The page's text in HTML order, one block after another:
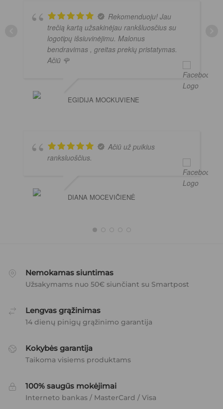
Rekomenduoju! Jau
trečią kartą užsakinėjau rankšluosčius su
logotipų išsiuvinėjimu. Malonus
bendravimas , greitas prekių pristatymas.
Ačiū 🌹
EGIDIJA MOCKUVIENE
Ačiū už puikius
ranksluoščius.
DIANA MOCEVIČIENĖ
Nemokamas siuntimas
Užsakymams nuo 50€ siunčiant su Smartpost
Lengvas grąžinimas
14 dienų pinigų grąžinimo garantija
Kokybės garantija
Taikoma visiems produktams
100% saugūs mokėjimai
Interneto bankas / MasterCard / Visa